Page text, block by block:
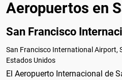
Aeropuertos en
San Francisco
San Francisco International Airport,
Estados Unidos
El Aeropuerto Internacional de